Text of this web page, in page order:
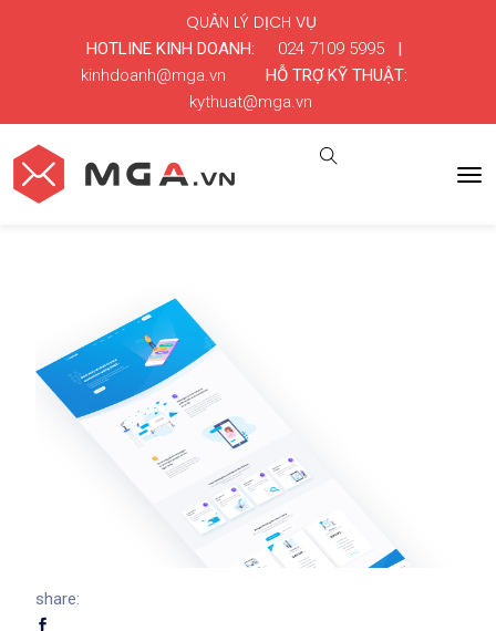
HOTLINE KINH DOANH: 024 7109 5995|
kinhdoanh@mga.vn
HỖ TRỢ KỸ THUẬT:
kythuat@mga.vn
QUẢN LÝ DỊCH VỤ
share: